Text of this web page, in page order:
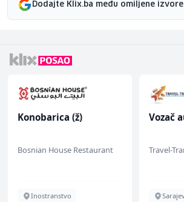
Dodajte Klix.ba među omiljene izvore
Konobarica (ž)
Bosnian House Restaurant
Inostranstvo
Vozač
Travel-